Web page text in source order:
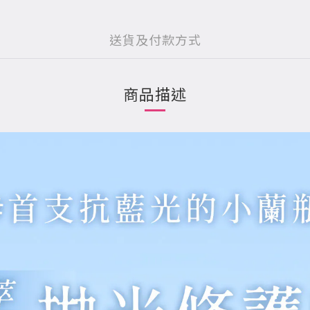
送貨及付款方式
商品描述